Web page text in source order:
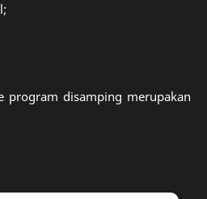
program disamping merupakan